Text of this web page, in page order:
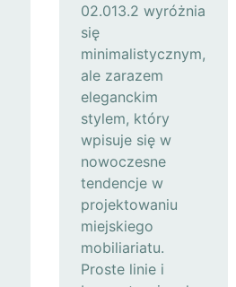
02.013.2 wyróżnia
się
minimalistycznym,
ale zarazem
eleganckim
stylem, który
wpisuje się w
nowoczesne
tendencje w
projektowaniu
miejskiego
mobiliariatu.
Proste linie i